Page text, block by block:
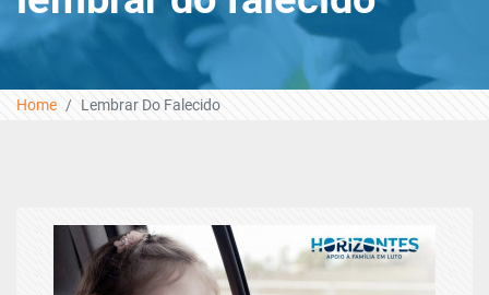
Home Lembrar Do Falecido